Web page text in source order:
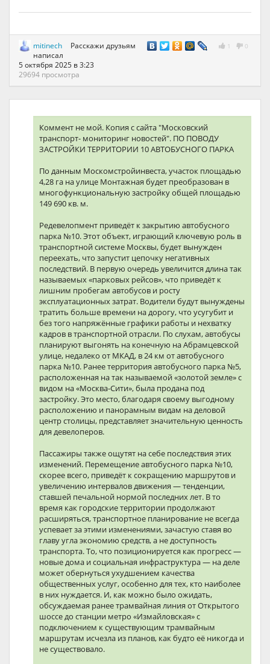
Расскажи друзьям 1 0
mitinech
написал
5 октября 2025 в 3:23
29694 просмотра
Коммент не мой. Копия с сайта "Московский
транспорт- мониторинг новостей". ПО ПОВОДУ
ЗАСТРОЙКИ ТЕРРИТОРИИ 10 АВТОБУСНОГО ПАРКА
По данным Москомстройинвеста, участок площадью
4,28 га на улице Монтажная будет преобразован в
многофункциональную застройку общей площадью
149 690 кв. м.
Редевелопмент приведёт к закрытию автобусного
парка №10. Этот объект, играющий ключевую роль в
транспортной системе Москвы, будет вынужден
переехать, что запустит цепочку негативных
последствий. В первую очередь увеличится длина так
называемых «парковых рейсов», что приведёт к
лишним пробегам автобусов и росту
эксплуатационных затрат. Водители будут вынуждены
тратить больше времени на дорогу, что усугубит и
без того напряжённые графики работы и нехватку
кадров в транспортной отрасли. По слухам, автобусы
планируют выгонять на конечную на Абрамцевской
улице, недалеко от МКАД, в 24 км от автобусного
парка №10. Ранее территория автобусного парка №5,
расположенная на так называемой «золотой земле» с
видом на «Москва-Сити», была продана под
застройку. Это место, благодаря своему выгодному
расположению и панорамным видам на деловой
центр столицы, представляет значительную ценность
для девелоперов.
Пассажиры также ощутят на себе последствия этих
изменений. Перемещение автобусного парка №10,
скорее всего, приведёт к сокращению маршрутов и
увеличению интервалов движения — тенденции,
ставшей печальной нормой последних лет. В то
время как городские территории продолжают
расширяться, транспортное планирование не всегда
успевает за этими изменениями, зачастую ставя во
главу угла экономию средств, а не доступность
транспорта. То, что позиционируется как прогресс —
новые дома и социальная инфраструктура — на деле
может обернуться ухудшением качества
общественных услуг, особенно для тех, кто наиболее
в них нуждается. И, как можно было ожидать,
обсуждаемая ранее трамвайная линия от Открытого
шоссе до станции метро «Измайловская» с
подключением к существующим трамвайным
маршрутам исчезла из планов, как будто её никогда и
не существовало.